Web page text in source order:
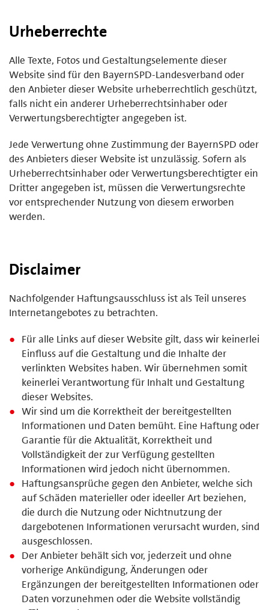
Urheberrechte
Alle Texte, Fotos und Gestaltungselemente dieser
Website sind für den BayernSPD-Landesverband oder
den Anbieter dieser Website urheberrechtlich geschützt,
falls nicht ein anderer Urheberrechtsinhaber oder
Verwertungsberechtigter angegeben ist.
Jede Verwertung ohne Zustimmung der BayernSPD oder
des Anbieters dieser Website ist unzulässig. Sofern als
Urheberrechtsinhaber oder Verwertungsberechtigter ein
Dritter angegeben ist, müssen die Verwertungsrechte
vor entsprechender Nutzung von diesem erworben
werden.
Disclaimer
Nachfolgender Haftungsausschluss ist als Teil unseres
Internetangebotes zu betrachten.
Für alle Links auf dieser Website gilt, dass wir keinerlei
Einfluss auf die Gestaltung und die Inhalte der
verlinkten Websites haben. Wir übernehmen somit
keinerlei Verantwortung für Inhalt und Gestaltung
dieser Websites.
Wir sind um die Korrektheit der bereitgestellten
Informationen und Daten bemüht. Eine Haftung oder
Garantie für die Aktualität, Korrektheit und
Vollständigkeit der zur Verfügung gestellten
Informationen wird jedoch nicht übernommen.
Haftungsansprüche gegen den Anbieter, welche sich
auf Schäden materieller oder ideeller Art beziehen,
die durch die Nutzung oder Nichtnutzung der
dargebotenen Informationen verursacht wurden, sind
ausgeschlossen.
Der Anbieter behält sich vor, jederzeit und ohne
vorherige Ankündigung, Änderungen oder
Ergänzungen der bereitgestellten Informationen oder
Daten vorzunehmen oder die Website vollständig